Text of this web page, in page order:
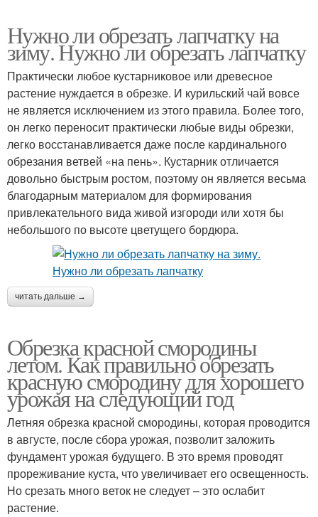
Нужно ли обрезать лапчатку на
зиму. Нужно ли обрезать лапчатку
Практически любое кустарниковое или древесное
растение нуждается в обрезке. И курильский чай вовсе
не является исключением из этого правила. Более того,
он легко переносит практически любые виды обрезки,
легко восстанавливается даже после кардинального
обрезания ветвей «на пень». Кустарник отличается
довольно быстрым ростом, поэтому он является весьма
благодарным материалом для формирования
привлекательного вида живой изгороди или хотя бы
небольшого по высоте цветущего бордюра.
читать дальше →
Обрезка красной смородины
летом. Как правильно обрезать
красную смородину для хорошего
урожая на следующий год
Летняя обрезка красной смородины, которая проводится
в августе, после сбора урожая, позволит заложить
фундамент урожая будущего. В это время проводят
прореживание куста, что увеличивает его освещенность.
Но срезать много веток не следует – это ослабит
растение.